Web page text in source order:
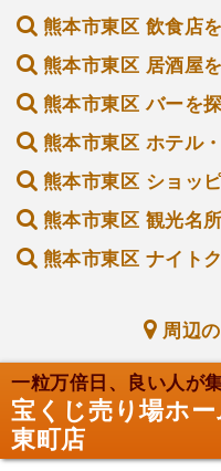
熊本市東区 飲食店
熊本市東区 居酒屋
熊本市東区 バーを
熊本市東区 ホテル
熊本市東区 ショッ
熊本市東区 観光名
熊本市東区 ナイト
周辺
一粒万倍日、良い人が
宝くじ売り場ホ
東町店